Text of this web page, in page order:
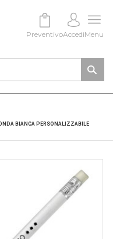
PreventivoAccediMenu
BIANCA PERSONALIZZABILE